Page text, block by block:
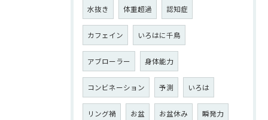
水抜き 体重超過 認知症
カフェイン いろはに千鳥
アブローラー 身体能力
コンビネーション 予測 いろは
リング禍 お盆 お盆休み 瞬発力